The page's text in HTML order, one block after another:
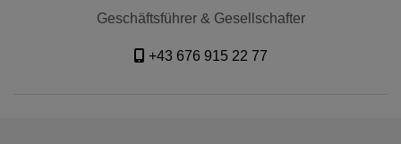
Geschäftsführer & Gesellschafter
+43 676 915 22 77